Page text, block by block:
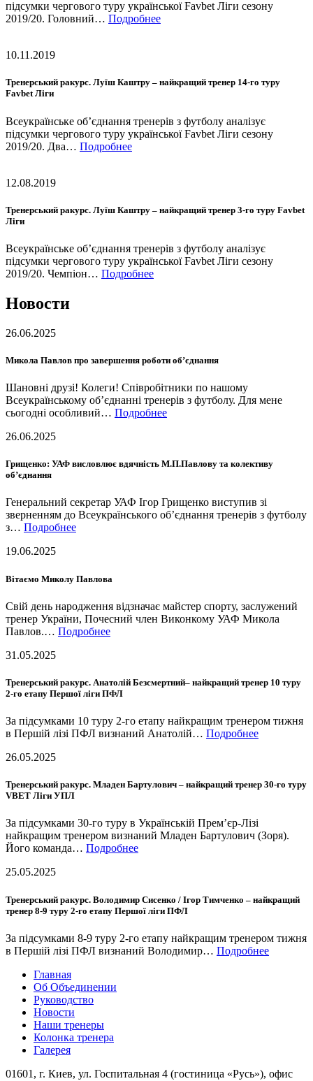
підсумки чергового туру української Favbet Ліги сезону
2019/20. Головний… Подробнее
10.11.2019
Тренерський ракурс. Луїш Каштру – найкращий тренер 14-го туру
Favbet Ліги
Всеукраїнське об’єднання тренерів з футболу аналізує
підсумки чергового туру української Favbet Ліги сезону
2019/20. Два… Подробнее
12.08.2019
Тренерський ракурс. Луїш Каштру – найкращий тренер 3-го туру Favbet
Ліги
Всеукраїнське об’єднання тренерів з футболу аналізує
підсумки чергового туру української Favbet Ліги сезону
2019/20. Чемпіон… Подробнее
Новости
26.06.2025
Микола Павлов про завершення роботи об’єднання
Шановні друзі! Колеги! Співробітники по нашому
Всеукраїнському об’єднанні тренерів з футболу. Для мене
сьогодні особливий… Подробнее
26.06.2025
Грищенко: УАФ висловлює вдячність М.П.Павлову та колективу
об’єднання
Генеральний секретар УАФ Ігор Грищенко виступив зі
зверненням до Всеукраїнського об’єднання тренерів з футболу
з… Подробнее
19.06.2025
Вітаємо Миколу Павлова
Свій день народження відзначає майстер спорту, заслужений
тренер України, Почесний член Виконкому УАФ Микола
Павлов.… Подробнее
31.05.2025
Тренерський ракурс. Анатолій Безсмертний– найкращий тренер 10 туру
2-го етапу Першої ліги ПФЛ
За підсумками 10 туру 2-го етапу найкращим тренером тижня
в Першій лізі ПФЛ визнаний Анатолій… Подробнее
26.05.2025
Тренерський ракурс. Младен Бартулович – найкращий тренер 30-го туру
VBET Ліги УПЛ
За підсумками 30-го туру в Українській Прем’єр-Лізі
найкращим тренером визнаний Младен Бартулович (Зоря).
Його команда… Подробнее
25.05.2025
Тренерський ракурс. Володимир Сисенко / Ігор Тимченко – найкращий
тренер 8-9 туру 2-го етапу Першої ліги ПФЛ
За підсумками 8-9 туру 2-го етапу найкращим тренером тижня
в Першій лізі ПФЛ визнаний Володимир… Подробнее
Главная
Об Объединении
Руководство
Новости
Наши тренеры
Колонка тренера
Галерея
01601, г. Киев, ул. Госпитальная 4 (гостиница «Русь»), офис